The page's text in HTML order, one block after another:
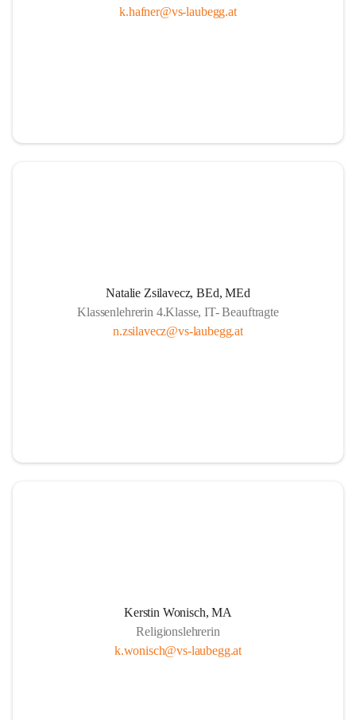
k.hafner@vs-laubegg.at
Natalie Zsilavecz, BEd, MEd
Klassenlehrerin 4.Klasse, IT- Beauftragte
n.zsilavecz@vs-laubegg.at
Kerstin Wonisch, MA
Religionslehrerin
k.wonisch@vs-laubegg.at